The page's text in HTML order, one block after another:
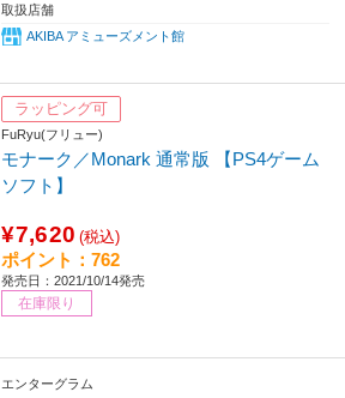
取扱店舗
AKIBA アミューズメント館
ラッピング可
FuRyu(フリュー)
モナーク／Monark 通常版 【PS4ゲーム
ソフト】
¥7,620 (税込)
ポイント：762
発売日：2021/10/14発売
在庫限り
エンターグラム